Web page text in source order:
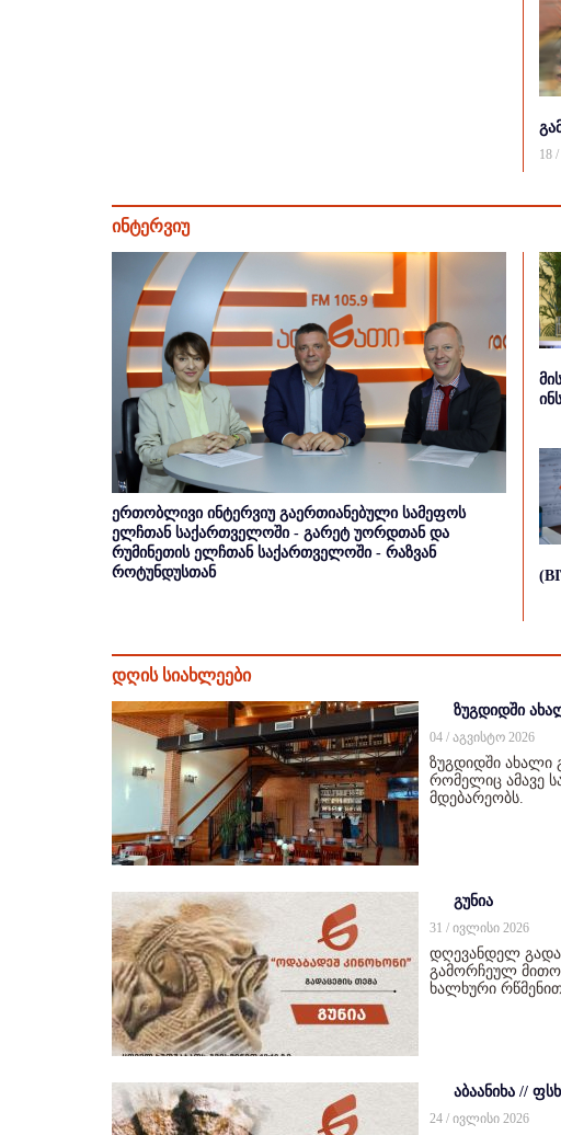
18
ინტერვიუ
ერთობლივი ინტერვიუ გაერთიანებული სამეფოს
ელჩთან საქართველოში - გარეტ უორდთან და
რუმინეთის ელჩთან საქართველოში - რაზვან
როტუნდუსთან
დღის სიახლეები
ზუგდიდში
04 / აგვისტო 2026
ზუგდიდში ახალი
რომელიც ამავე
მდებარეობს.
გუნია
31 / ივლისი 2026
დღევანდელ
გამორჩეულ
ხალხური
აბაანიხა //
24 / ივლისი 2026